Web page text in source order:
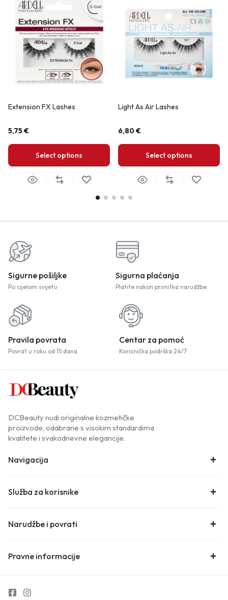
Extension FX Lashes
5,75€
Select options
Light As Air Lashes
6,80€
Select options
Sigurne pošiljke
Po cijelom svijetu
Sigurna plaćanja
Platite nakon primitka narudžbe.
Pravila povrata
Povrat u roku od 15 dana
Centar za pomoć
Korisnička podrška 24/7
DCBeauty nudi originalne kozmetičke
proizvode, odabrane s visokim standardima
kvalitete i svakodnevne elegancije.
Navigacija
Služba za korisnike
Narudžbe i povrati
Pravne informacije